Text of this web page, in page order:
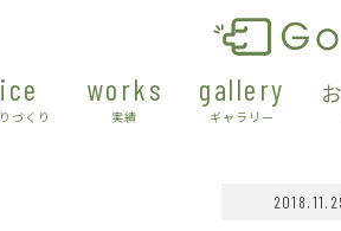
づくり
works
実績
gallery
ギャラリー